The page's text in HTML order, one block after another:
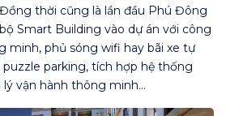
Đồng thời cũng là lần đầu Phú Đông
Smart Building vào dự án với công
minh, phủ sóng wifi hay bãi xe tự
parking, tích hợp hệ thống
vận hành thông minh…